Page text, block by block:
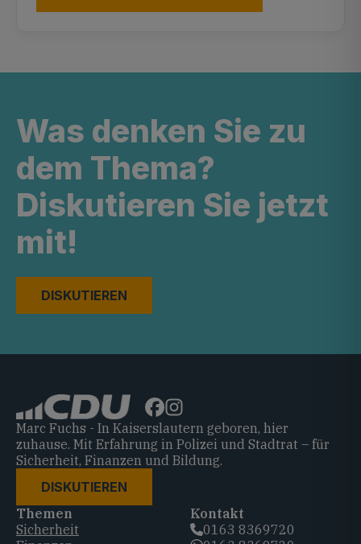
Was denken Sie zu
dem Thema?
Diskutieren Sie jetzt
mit!
DISKUTIEREN
Marc Fuchs - In Kaiserslautern geboren, hier
zuhause. Mit Erfahrung in Polizei und Stadtrat – für
Sicherheit, Finanzen und Bildung.
DISKUTIEREN
Themen
Sicherheit
Kontakt
0163 8369720‬